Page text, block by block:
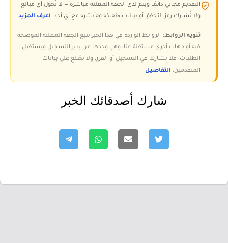
التقديم مجاني دائمًا ويتم لدى الجهة المعلنة مباشرة — لا تُحوّل أي مبالغ،
ولا تُشارك رمز التحقق أو بيانات «نفاذ» و«أبشر» مع أي أحد. اعرف المزيد
تنويه الروابط: الروابط الواردة في هذا الخبر تتبع الجهة المعلنة الموضحة
فيه أو جهات أخرى مستقلة عنا، وهي وحدها من يدير التسجيل ويستقبل
الطلبات؛ فلا نشارك في التسجيل أو الفرز، ولا نطّلع على بيانات
المتقدمين. التفاصيل
شارك أصدقائك الخبر